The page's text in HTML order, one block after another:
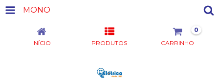
MONO
INÍCIO PRODUTOS CARRINHO
0